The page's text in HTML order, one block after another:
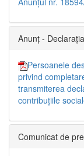
Anunț -
Persoanele
privind
transmiterea
contribuțiile
Comunicat de